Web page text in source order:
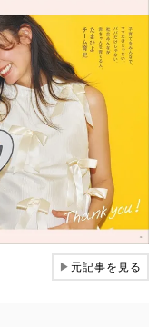
▶元記事を見る